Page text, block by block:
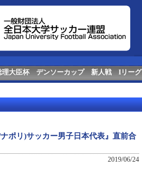
理大臣杯 デンソーカップ 新人戦 Iリーグ
ポリ)サッカー男子日本代表』直前合
2019/06/24